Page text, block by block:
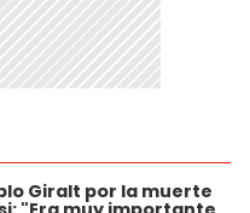
Giralt por la muerte